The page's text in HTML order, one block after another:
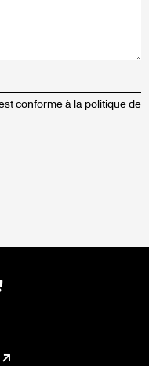
conforme à la politique de